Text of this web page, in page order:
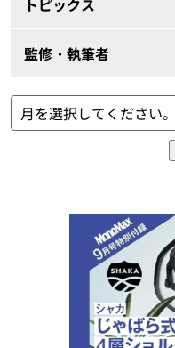
監修・執筆者